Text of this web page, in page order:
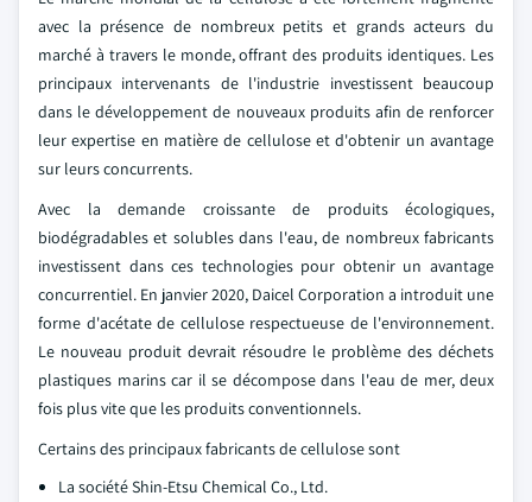
avec la présence de nombreux petits et grands acteurs du
marché à travers le monde, offrant des produits identiques. Les
principaux intervenants de l'industrie investissent beaucoup
dans le développement de nouveaux produits afin de renforcer
leur expertise en matière de cellulose et d'obtenir un avantage
sur leurs concurrents.
Avec la demande croissante de produits écologiques,
biodégradables et solubles dans l'eau, de nombreux fabricants
investissent dans ces technologies pour obtenir un avantage
concurrentiel. En janvier 2020, Daicel Corporation a introduit une
forme d'acétate de cellulose respectueuse de l'environnement.
Le nouveau produit devrait résoudre le problème des déchets
plastiques marins car il se décompose dans l'eau de mer, deux
fois plus vite que les produits conventionnels.
Certains des principaux fabricants de cellulose sont
La société Shin-Etsu Chemical Co., Ltd.